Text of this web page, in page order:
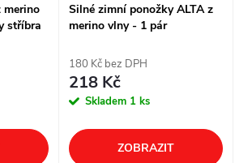
merino
stříbra
Silné zimní ponožky ALTA z
merino vlny - 1 pár
180 Kč bez DPH
218 Kč
Skladem 1 ks
ZOBRAZIT